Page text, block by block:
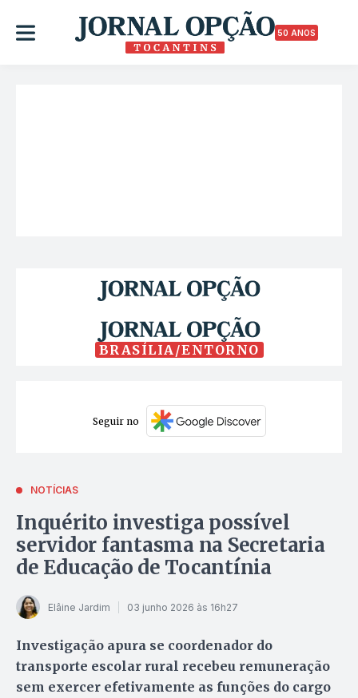
50 ANOS
BRASÍLIA/ENTORNO
Seguir no
NOTÍCIAS
Inquérito investiga possível
servidor fantasma na Secretaria
de Educação de Tocantínia
Elâine Jardim 03 junho 2026 às 16h27
Investigação apura se coordenador do
transporte escolar rural recebeu remuneração
sem exercer efetivamente as funções do cargo